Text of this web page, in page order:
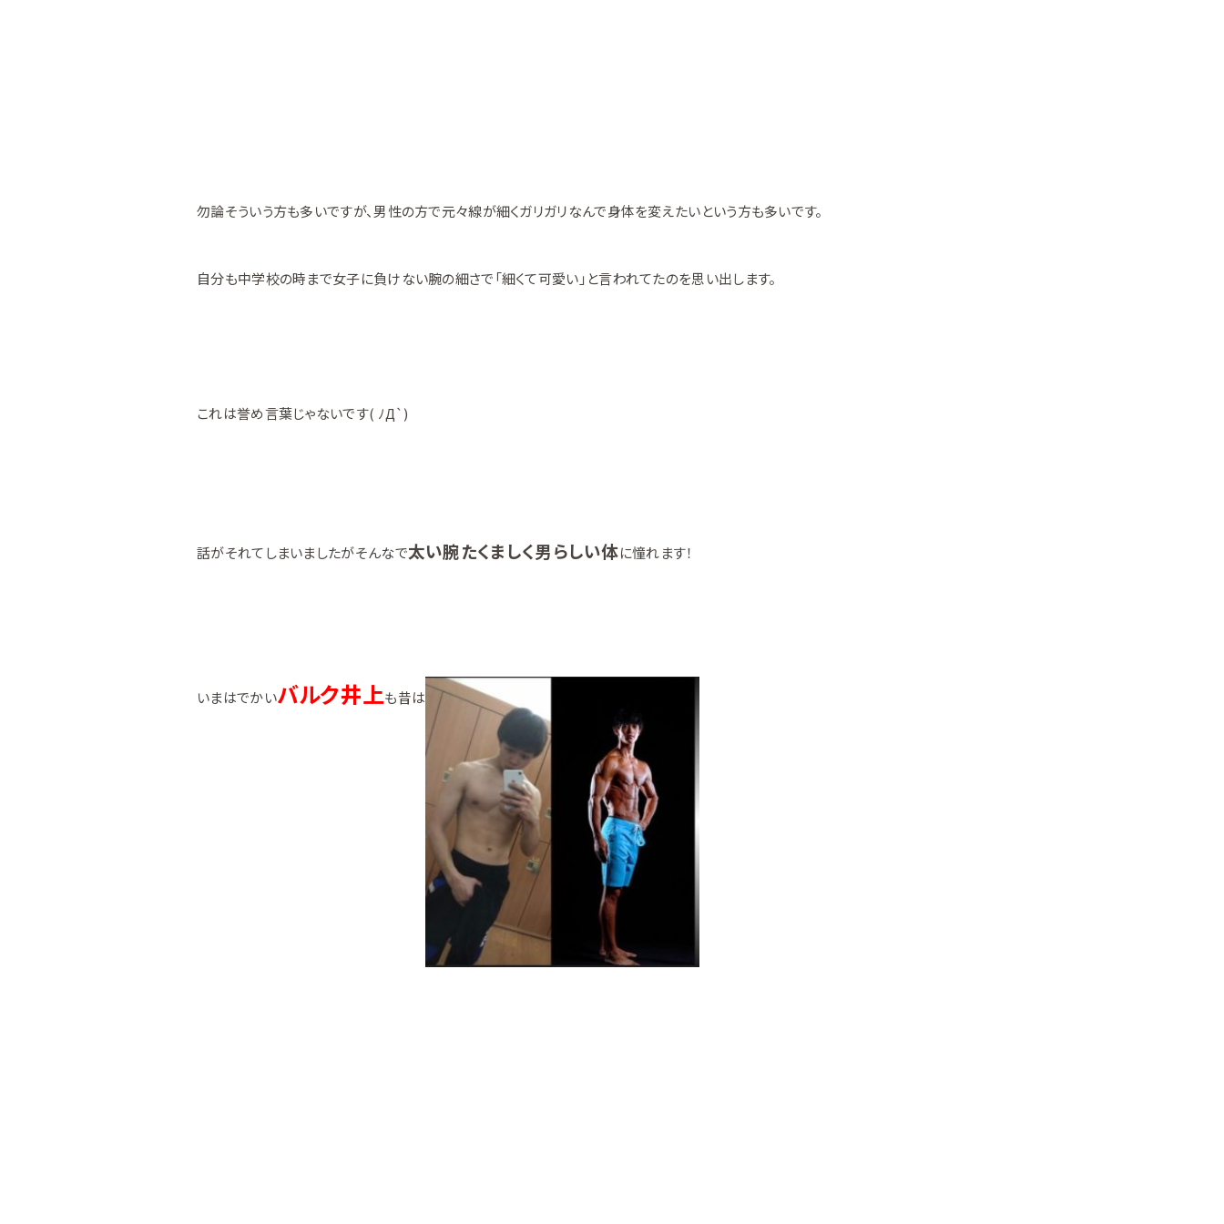
勿論そういう方も多いですが、男性の方で元々線が細くガリガリなんで身体を変えたいという方も多いです。
自分も中学校の時まで女子に負けない腕の細さで「細くて可愛い」と言われてたのを思い出します。
これは誉め言葉じゃないです( ﾉД`)
話がそれてしまいましたがそんなで太い腕たくましく男らしい体に憧れます！
いまはでかいバルク井上も昔は